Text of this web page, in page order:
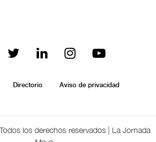
Directorio Aviso de privacidad
los derechos reservados | La Jornada